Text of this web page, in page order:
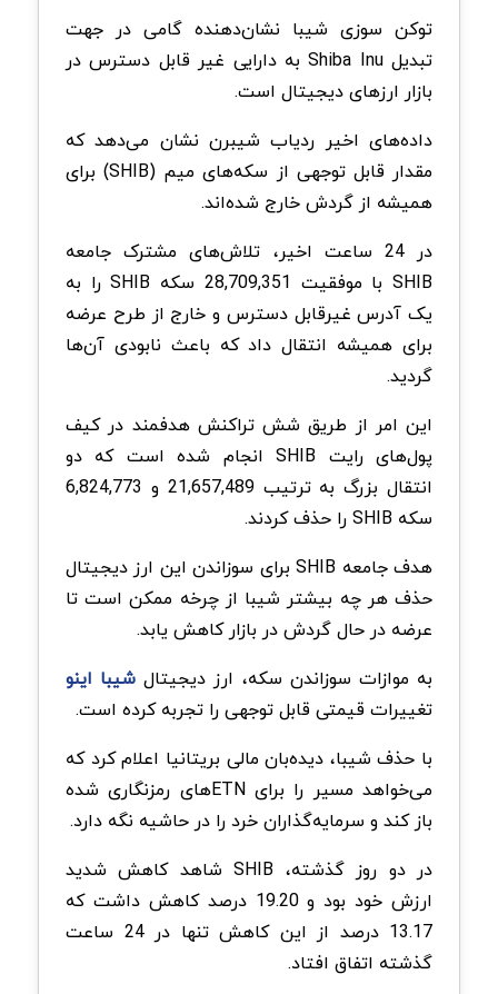
توکن سوزی شیبا نشان‌دهنده گامی در جهت
تبدیل Shiba Inu به دارایی غیر قابل دسترس در
بازار ارزهای دیجیتال است.
داده‌های اخیر ردیاب شیبرن نشان می‌‌دهد که
مقدار قابل توجهی از سکه‌های میم (SHIB) برای
همیشه از گردش خارج شده‌اند.
در 24 ساعت اخیر، تلاش‌های مشترک جامعه
SHIB با موفقیت 28,709,351 سکه SHIB را به
یک آدرس غیر‌قابل دسترس و خارج از طرح عرضه
برای همیشه انتقال داد که باعث نابودی آن‌ها
گردید.
این امر از طریق شش تراکنش هدفمند در کیف
پول‌های رایت SHIB انجام شد‌ه است که دو
انتقال بزرگ به ترتیب 21,657,489 و 6,824,773
سکه SHIB را حذف کردند.
هدف جامعه SHIB برای سوزاندن این ارز دیجیتال
حذف هر چه بیشتر شیبا از چرخه ممکن است تا
عرضه در حال گردش در بازار کاهش یابد.
به موازات سوزاندن سکه، ارز دیجیتالشیبا اینو
تغییرات قیمتی قابل توجهی را تجربه کرده است.
با حذف شیبا، دیده‌بان مالی بریتانیا اعلام کرد که
می‌خواهد مسیر را برای ETN‌های رمزنگاری شده
باز کند و سرمایه‌گذاران خرد را در حاشیه نگه دارد.
در دو روز گذشته، SHIB شاهد کاهش شدید
ارزش خود بود و 19.20 درصد کاهش داشت که
13.17 درصد از این کاهش تنها در 24 ساعت
گذشته اتفاق افتاد.